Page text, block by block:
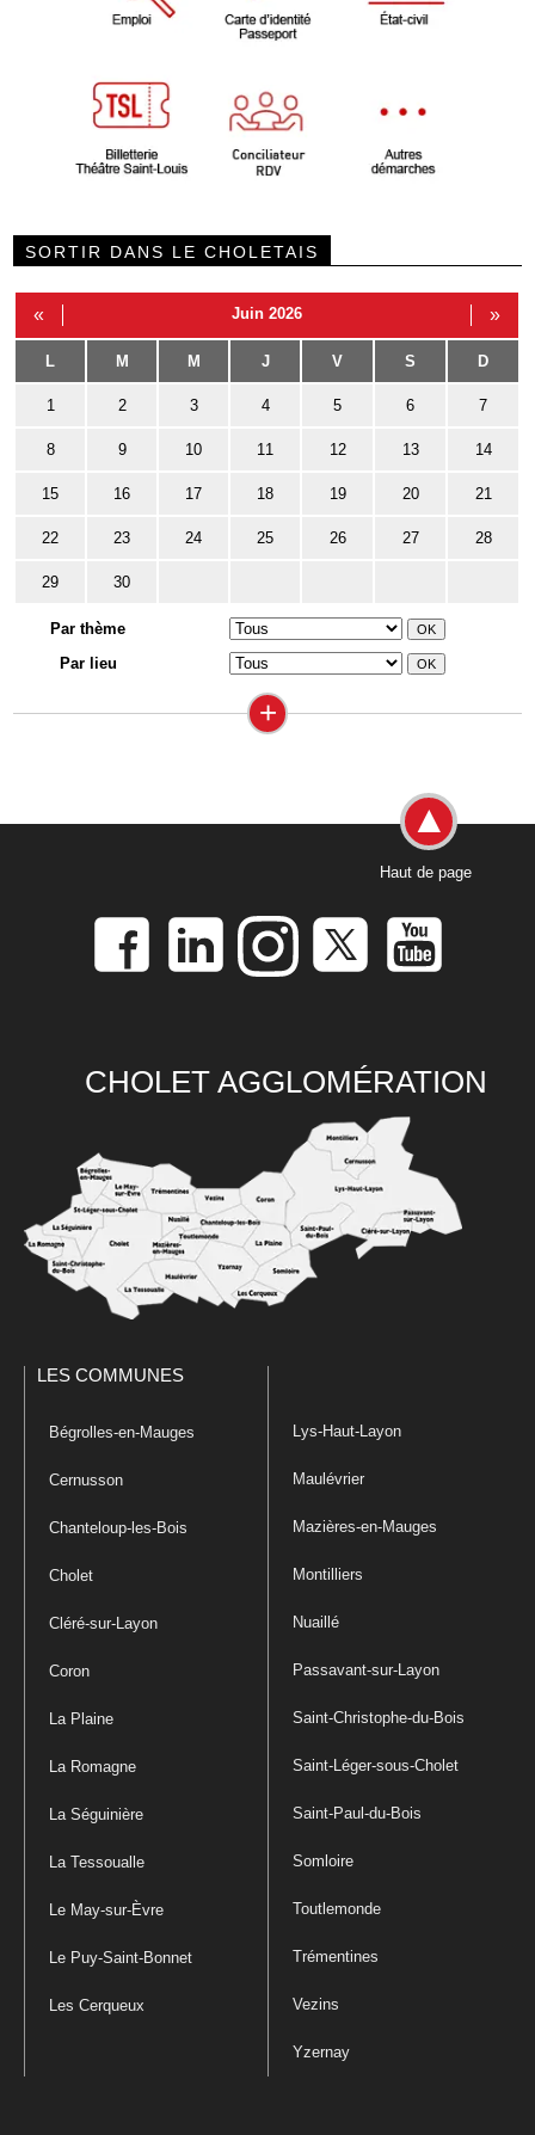
SORTIR DANS LE CHOLETAIS
« Juin 2026 »
L M M J V S D
1 2 3 4 5 6 7
8 9 10 11 12 13 14
15 16 17 18 19 20 21
22 23 24 25 26 27 28
29 30
Par thème
Par lieu
+
Haut de page
CHOLET AGGLOMÉRATION
LES COMMUNES
Bégrolles-en-Mauges
Cernusson
Chanteloup-les-Bois
Cholet
Cléré-sur-Layon
Coron
La Plaine
La Romagne
La Séguinière
La Tessoualle
Le May-sur-Èvre
Le Puy-Saint-Bonnet
Les Cerqueux
Lys-Haut-Layon
Maulévrier
Mazières-en-Mauges
Montilliers
Nuaillé
Passavant-sur-Layon
Saint-Christophe-du-Bois
Saint-Léger-sous-Cholet
Saint-Paul-du-Bois
Somloire
Toutlemonde
Trémentines
Vezins
Yzernay